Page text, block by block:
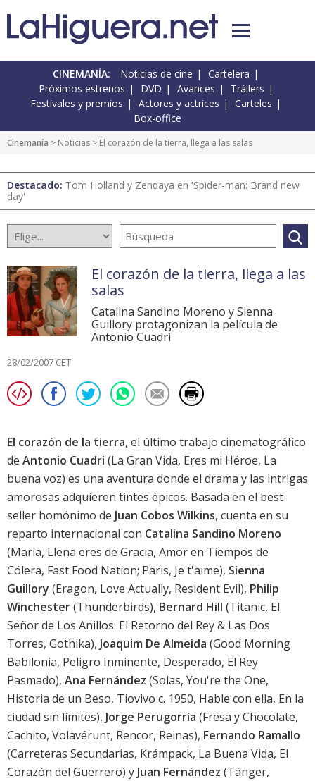
CINEMANÍA: Noticias de cine
Cartelera
Próximos estrenos
DVD Avances
Tráilers
Festivales y premios
Actores y actrices
Carteles
Box-office
Cinemanía > Noticias > El corazón de la tierra, llega a las salas
Destacado: Tom Holland y Zendaya en 'Spider-man: Brand new
day'
El corazón de la tierra, llega a las
salas
Catalina Sandino Moreno y Sienna
Guillory protagonizan la película de
Antonio Cuadri
28/02/2007 CET
El corazón de la tierra, el último trabajo cinematográfico
de Antonio Cuadri (La Gran Vida, Eres mi Héroe, La
buena voz) es una aventura donde el drama y las intrigas
amorosas adquieren tintes épicos. Basada en el best-
seller homónimo de Juan Cobos Wilkins, cuenta en su
reparto internacional con Catalina Sandino Moreno
(María, Llena eres de Gracia, Amor en Tiempos de
Cólera, Fast Food Nation; Paris, Je t'aime), Sienna
Guillory (Eragon, Love Actually, Resident Evil), Philip
Winchester(Thunderbirds), Bernard Hill (Titanic, El
Señor de Los Anillos: El Retorno del Rey& Las Dos
Torres, Gothika), Joaquim De Almeida (Good Morning
Babilonia, Peligro Inminente, Desperado, El Rey
Pasmado), Ana Fernández (Solas, You're the One,
Historia de un Beso, Tiovivo c. 1950, Hable con ella, En la
ciudad sin límites), Jorge Perugorría (Fresa y Chocolate,
Cachito, Volavérunt, Rencor, Reinas), Fernando Ramallo
(Carreteras Secundarias, Krámpack, La Buena Vida, El
Corazón del Guerrero) y Juan Fernández (Tánger,